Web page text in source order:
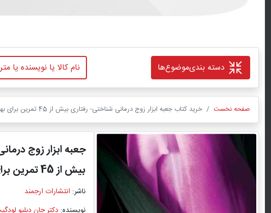
دسته بندیموضوع‌ها
صفحه نخست خرید کتاب جعبه ابزار زوج درمانی شناختی- رفتاری بیش از 45 تمرین برای بهبود ارتباطات ... اثر دكتر جان دبلیو لودگیت با ترجمه دکتر مهراز معززی با تخفیف ویژه
جعبه ابزار زوج
بیش از 45 تمرین برای بهبود ارتباطات ...
ناشر: انتشارات ارجمند
نویسنده: دكتر جان دبلیو